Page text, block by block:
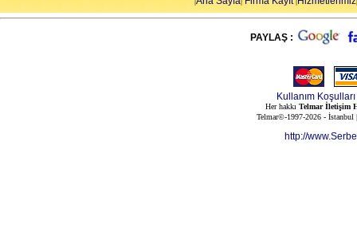
PAYLAŞ :
Kullanım Koşulları
Her hakkı Telmar İletişim
Telmar©-1997-2026 -
http://